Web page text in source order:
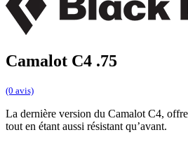
Camalot C4 .75
(0 avis)
La dernière version du Camalot C4,
tout en étant aussi résistant qu’avant.